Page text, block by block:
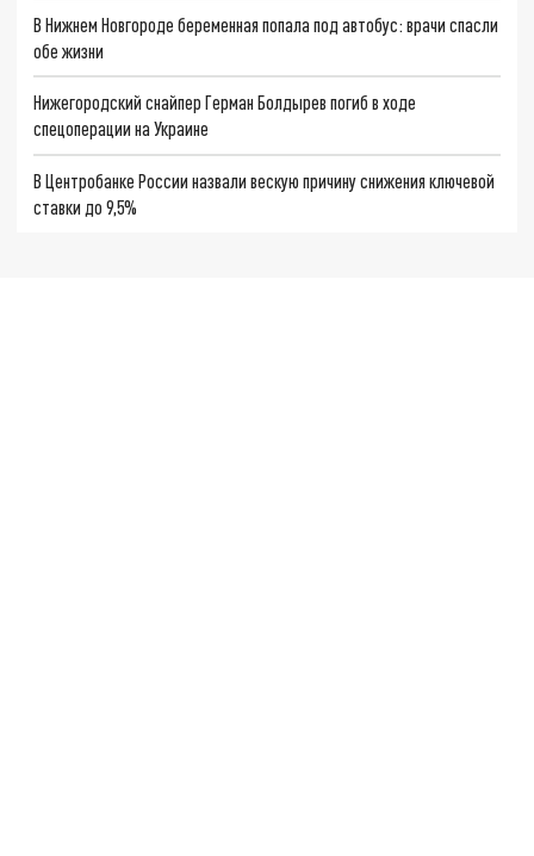
В Нижнем Новгороде беременная попала под автобус: врачи спасли
обе жизни
Нижегородский снайпер Герман Болдырев погиб в ходе
спецоперации на Украине
В Центробанке России назвали вескую причину снижения ключевой
ставки до 9,5%